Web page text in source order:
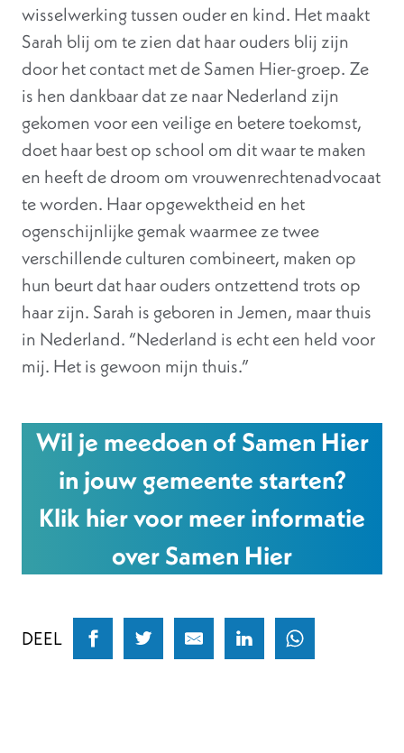
wisselwerking tussen ouder en kind. Het maakt
Sarah blij om te zien dat haar ouders blij zijn
door het contact met de Samen Hier-groep. Ze
is hen dankbaar dat ze naar Nederland zijn
gekomen voor een veilige en betere toekomst,
doet haar best op school om dit waar te maken
en heeft de droom om vrouwenrechtenadvocaat
te worden. Haar opgewektheid en het
ogenschijnlijke gemak waarmee ze twee
verschillende culturen combineert, maken op
hun beurt dat haar ouders ontzettend trots op
haar zijn. Sarah is geboren in Jemen, maar thuis
in Nederland. “Nederland is echt een held voor
mij. Het is gewoon mijn thuis.”
Wil je meedoen of Samen Hier
in jouw gemeente starten?
Klik hier voor meer informatie
over Samen Hier
DEEL